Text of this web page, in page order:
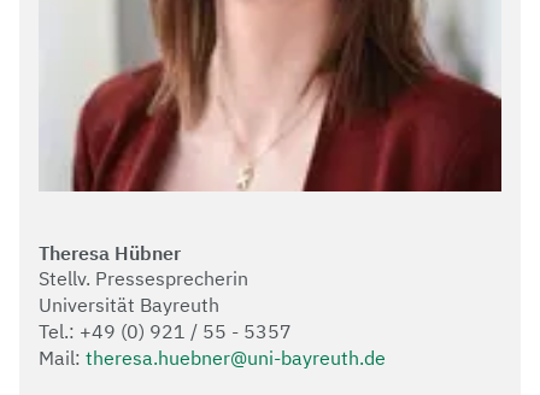
Theresa Hübner
Stellv. Pressesprecherin
Universität Bayreuth
Tel.: +49 (0) 921 / 55 - 5357
Mail: theresa.huebner@uni-bayreuth.de